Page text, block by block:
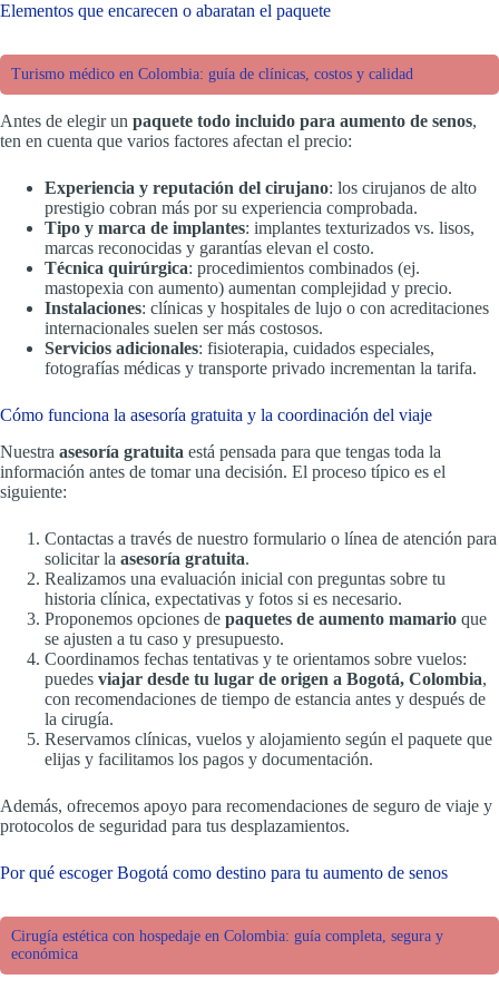
Elementos que encarecen o abaratan el paquete
Turismo médico en Colombia: guía de clínicas, costos y calidad
Antes de elegir un paquete todo incluido para aumento de senos,
ten en cuenta que varios factores afectan el precio:
Experiencia y reputación del cirujano: los cirujanos de alto
prestigio cobran más por su experiencia comprobada.
Tipo y marca de implantes: implantes texturizados vs. lisos,
marcas reconocidas y garantías elevan el costo.
Técnica quirúrgica: procedimientos combinados (ej.
mastopexia con aumento) aumentan complejidad y precio.
Instalaciones: clínicas y hospitales de lujo o con acreditaciones
internacionales suelen ser más costosos.
Servicios adicionales: fisioterapia, cuidados especiales,
fotografías médicas y transporte privado incrementan la tarifa.
Cómo funciona la asesoría gratuita y la coordinación del viaje
Nuestra asesoría gratuita está pensada para que tengas toda la
información antes de tomar una decisión. El proceso típico es el
siguiente:
Contactas a través de nuestro formulario o línea de atención para
solicitar la asesoría gratuita.
Realizamos una evaluación inicial con preguntas sobre tu
historia clínica, expectativas y fotos si es necesario.
Proponemos opciones de paquetes de aumento mamario que
se ajusten a tu caso y presupuesto.
Coordinamos fechas tentativas y te orientamos sobre vuelos:
puedes viajar desde tu lugar de origen a Bogotá, Colombia,
con recomendaciones de tiempo de estancia antes y después de
la cirugía.
Reservamos clínicas, vuelos y alojamiento según el paquete que
elijas y facilitamos los pagos y documentación.
Además, ofrecemos apoyo para recomendaciones de seguro de viaje y
protocolos de seguridad para tus desplazamientos.
Por qué escoger Bogotá como destino para tu aumento de senos
Cirugía estética con hospedaje en Colombia: guía completa, segura y
económica